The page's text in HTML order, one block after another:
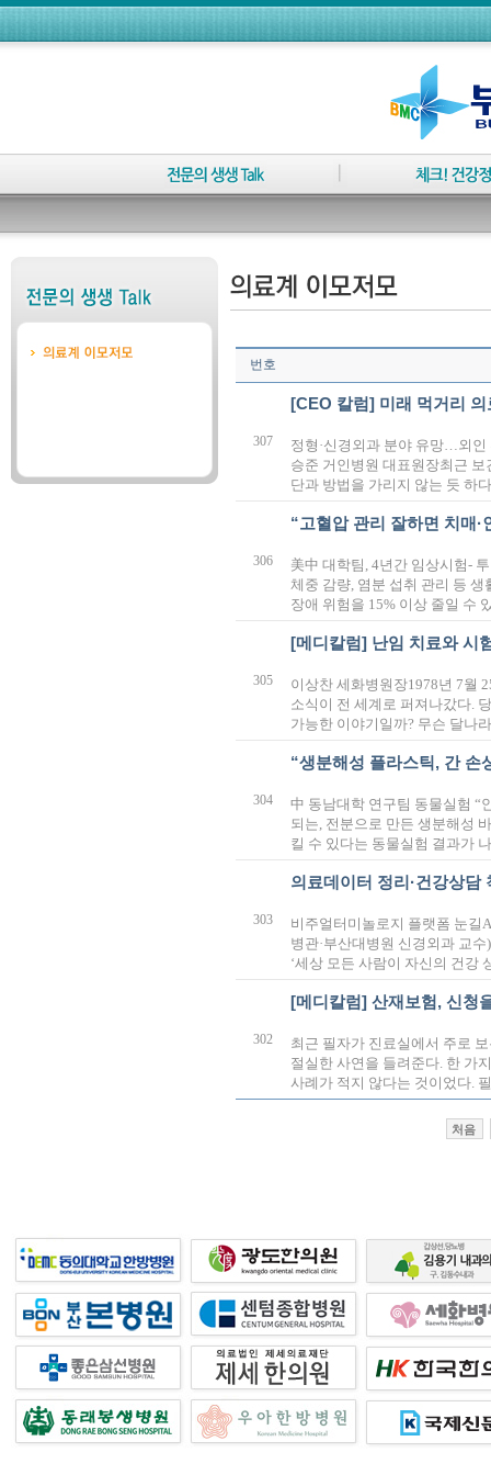
번호
307
[CEO 칼럼] 미래 먹거리
정형·신경외과 분야 유망…외
승준 거인병원 대표원장최근
단과 방법을 가리지 않는 듯 하
306
“고혈압 관리 잘하면 치매
美中 대학팀, 4년간 임상시험-
체중 감량, 염분 섭취 관리 등
장애 위험을 15% 이상 줄일 수
305
[메디칼럼] 난임 치료와 시
이상찬 세화병원장1978년 7월
소식이 전 세계로 퍼져나갔다.
가능한 이야기일까? 무슨 달나
304
“생분해성 플라스틱, 간
中 동남대학 연구팀 동물실험 “
되는, 전분으로 만든 생분해성
킬 수 있다는 동물실험 결과가
303
의료데이터 정리·건강상
비주얼터미놀로지 플랫폼 눈길
병관·부산대병원 신경외과 교
‘세상 모든 사람이 자신의 건강
302
[메디칼럼] 산재보험, 신청
최근 필자가 진료실에서 주로
절실한 사연을 들려준다. 한 가
사례가 적지 않다는 것이었다.
처음